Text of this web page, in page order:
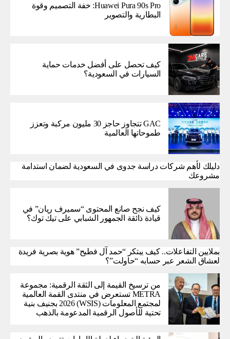
Huawei Pura 90s Pro: خفة التصميم وقوة
البطارية والتصوير
كيف تحصل على أفضل خدمات حماية
السيارات في السعودية؟
GAC تتجاوز حاجز 30 مليون مركبة وتعزز
طموحاتها العالمية
دليلك لأهم شركات دراسة جدوى في السعودية لضمان استدامة
مشروعك
كيف نجح صانع المحتوى “سميرف ريان” في
قيادة ذائقة الجمهور الشبابي على تيك توك؟
بملايين التفاعلات.. كيف يبتكر “حمد آل فطيح” هوية بصرية فريدة
لعشاق الشعر عبر حسابه “حاولت”؟
من ترسيخ القيمة إلى الثقة الرقمية: مجموعة
METRA تستعرض في منتدى القمة العالمية
لمجتمع المعلومات (WSIS) 2026 بجنيف بنية
تحتية للأصول الرقمية المدعومة بالذهب